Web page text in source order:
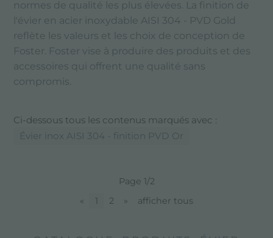
normes de qualité les plus élevées. La finition de
l'évier en acier inoxydable AISI 304 - PVD Gold
reflète les valeurs et les choix de conception de
Foster. Foster vise à produire des produits et des
accessoires qui offrent une qualité sans
compromis.
Ci-dessous tous les contenus marqués avec :
Évier inox AISI 304 - finition PVD Or
Page 1/2
«
1 2 » afficher tous